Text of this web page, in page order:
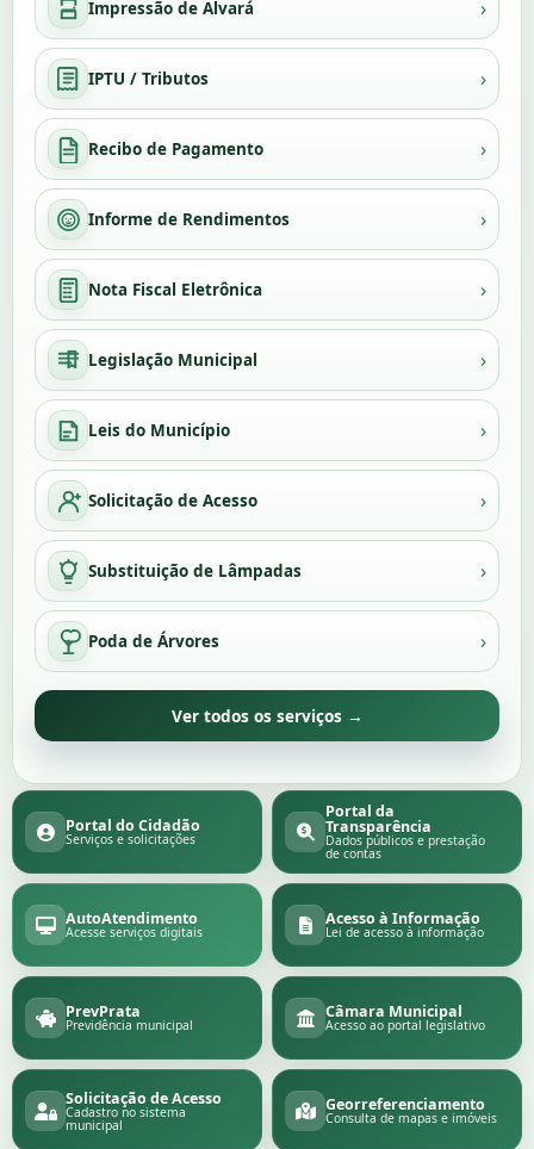
Impressão de Alvará ›
IPTU / Tributos ›
Recibo de Pagamento ›
Informe de Rendimentos ›
Nota Fiscal Eletrônica ›
Legislação Municipal ›
Leis do Município ›
Solicitação de Acesso ›
Substituição de Lâmpadas ›
Poda de Árvores ›
Ver todos os serviços →
Portal do Cidadão
Serviços e solicitações
Portal da
Transparência
Dados públicos e prestação
de contas
AutoAtendimento
Acesse serviços digitais
Acesso à Informação
Lei de acesso à informação
PrevPrata
Previdência municipal
Câmara Municipal
Acesso ao portal legislativo
Solicitação de Acesso
Cadastro no sistema
municipal
Georreferenciamento
Consulta de mapas e imóveis